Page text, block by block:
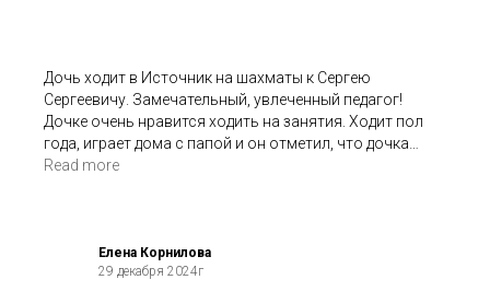
Дочь ходит в Источник на шахматы к Сергею
Сергеевичу. Замечательный, увлеченный педагог!
Дочке очень нравится ходить на занятия. Ходит пол
года, играет дома с папой и он отметил, что дочка
значительно продвинулась в игре, есть прогресс.
Read more
Елена Корнилова
29 декабря 2024г